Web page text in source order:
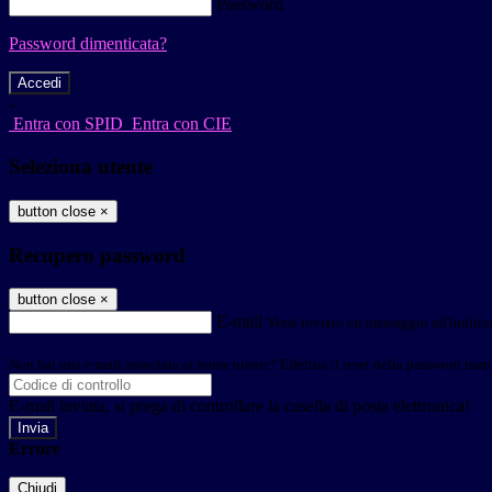
Password
Password dimenticata?
-
Entra con SPID Entra con CIE
Seleziona utente
button close ×
Recupero password
button close ×
E-mail Verrà inviato un messaggio
Non hai una e-mail associata al nome utente? Effettua il reset della password
E-mail inviata, si prega di controllare la casella di posta elettronica!
Errore
Chiudi